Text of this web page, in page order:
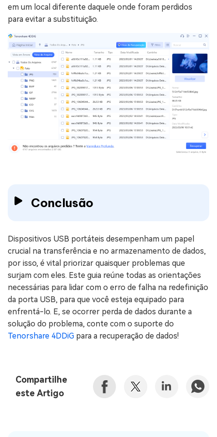
em um local diferente daquele onde foram perdidos
para evitar a substituição.
Conclusão
Dispositivos USB portáteis desempenham um papel
crucial na transferência e no armazenamento de dados,
por isso, é vital priorizar quaisquer problemas que
surjam com eles. Este guia reúne todas as orientações
necessárias para lidar com o erro de falha na redefinição
da porta USB, para que você esteja equipado para
enfrentá-lo. E, se ocorrer perda de dados durante a
solução do problema, conte com o suporte do
Tenorshare 4DDiG para a recuperação de dados!
Compartilhe
este Artigo